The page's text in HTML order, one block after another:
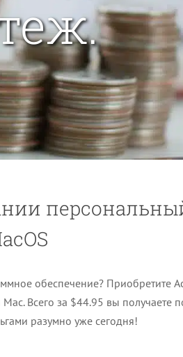
обеспечение? Приобретите
Всего за $44.95 вы получаете
разумно уже сегодня!